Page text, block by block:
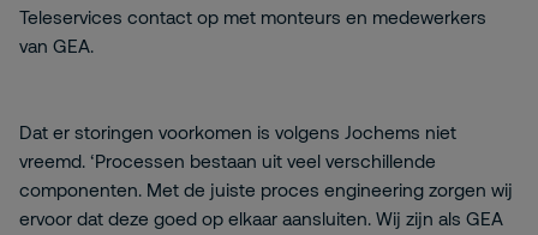
Teleservices contact op met monteurs en medewerkers
van GEA.
Dat er storingen voorkomen is volgens Jochems niet
vreemd. ‘Processen bestaan uit veel verschillende
componenten. Met de juiste proces engineering zorgen wij
ervoor dat deze goed op elkaar aansluiten. Wij zijn als GEA